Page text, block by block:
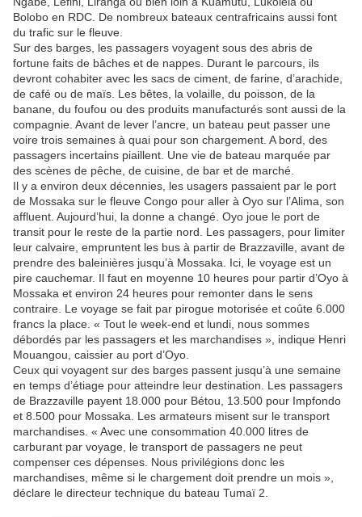
Bolobo en RDC. De nombreux bateaux centrafricains aussi font
du trafic sur le fleuve.
Sur des barges, les passagers voyagent sous des abris de
fortune faits de bâches et de nappes. Durant le parcours, ils
devront cohabiter avec les sacs de ciment, de farine, d’arachide,
de café ou de maïs. Les bêtes, la volaille, du poisson, de la
banane, du foufou ou des produits manufacturés sont aussi de la
compagnie. Avant de lever l’ancre, un bateau peut passer une
voire trois semaines à quai pour son chargement. A bord, des
passagers incertains piaillent. Une vie de bateau marquée par
des scènes de pêche, de cuisine, de bar et de marché.
Il y a environ deux décennies, les usagers passaient par le port
de Mossaka sur le fleuve Congo pour aller à Oyo sur l’Alima, son
affluent. Aujourd’hui, la donne a changé. Oyo joue le port de
transit pour le reste de la partie nord. Les passagers, pour limiter
leur calvaire, empruntent les bus à partir de Brazzaville, avant de
prendre des baleinières jusqu’à Mossaka. Ici, le voyage est un
pire cauchemar. Il faut en moyenne 10 heures pour partir d’Oyo à
Mossaka et environ 24 heures pour remonter dans le sens
contraire. Le voyage se fait par pirogue motorisée et coûte 6.000
francs la place. « Tout le week-end et lundi, nous sommes
débordés par les passagers et les marchandises », indique Henri
Mouangou, caissier au port d’Oyo.
Ceux qui voyagent sur des barges passent jusqu’à une semaine
en temps d’étiage pour atteindre leur destination. Les passagers
de Brazzaville payent 18.000 pour Bétou, 13.500 pour Impfondo
et 8.500 pour Mossaka. Les armateurs misent sur le transport
marchandises. « Avec une consommation 40.000 litres de
carburant par voyage, le transport de passagers ne peut
compenser ces dépenses. Nous privilégions donc les
marchandises, même si le chargement doit prendre un mois »,
déclare le directeur technique du bateau Tumaï 2.